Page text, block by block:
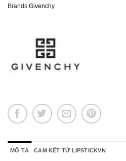
Brands:Givenchy
MÔ TẢ CAM KẾT TỪ LIPSTICKVN